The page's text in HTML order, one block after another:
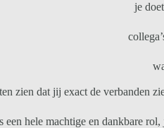
je
zien dat jij exact de verbanden
een hele machtige en dankbare